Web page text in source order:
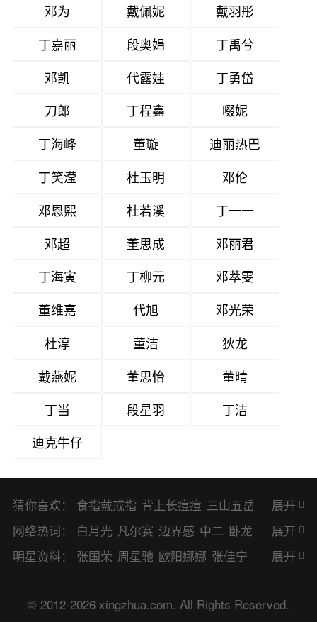
邓为 戴佩妮
戴羽彤
丁嘉丽
段奥娟
丁禹兮
邓凯
代露娃
丁勇岱
刀郎
丁程鑫
啜妮
丁海峰
董璇
迪丽热巴
丁笑滢
杜玉明
邓伦
邓恩熙
杜若溪
丁一一
邓超
董思成
邓丽君
丁海寅
丁柳元
邓萃雯
董维嘉
代旭
邓光荣
杜淳
董洁
狄龙
戴燕妮
董思怡
董晴
丁当
段星羽
丁洁
迪克牛仔
猜你喜欢： 食指戴戒指 背上长痘痘 三山五岳
避暑胜地
展开
网络热词：
白月光 凡尔赛 边界感 中二 卧龙
凤雏 二次元 KPI EMO CP BUG
胺 SP OC HOLD OEM BP 猎奇
展开
明星资料：
张国荣 周星驰 欧阳娜娜 张佳宁
谭松韵 唐嫣 童瑶 宋茜 孙俪 倪
展开
© 2012-2026 xingzhua.com. All Rights Reserved.